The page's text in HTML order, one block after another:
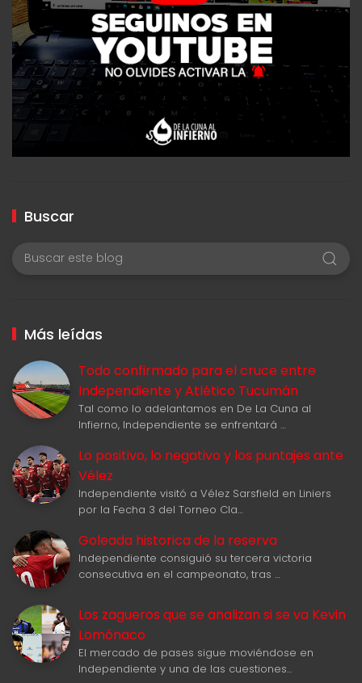
Buscar
Más leídas
Todo confirmado para el cruce entre
Independiente y Atlético Tucumán
Tal como lo adelantamos en De La Cuna al
Infierno, Independiente se enfrentará …
Lo positivo, lo negativo y los puntajes ante
Vélez
Independiente visitó a Vélez Sarsfield en Liniers
por la Fecha 3 del Torneo Cla…
Goleada historica de la reserva
Independiente consiguió su tercera victoria
consecutiva en el campeonato, tras …
Los zagueros que se analizan si se va Kevin
Lomónaco
El mercado de pases sigue moviéndose en
Independiente y una de las cuestiones…